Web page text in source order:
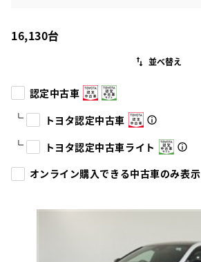
16,130台
認定中古車
トヨタ認定中古車
トヨタ認定中古車ライト
オンライン購入できる中古車のみ表示